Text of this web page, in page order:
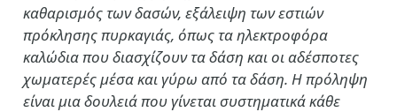
καθαρισμός των δασών, εξάλειψη των εστιών
πρόκλησης πυρκαγιάς, όπως τα ηλεκτροφόρα
καλώδια που διασχίζουν τα δάση και οι αδέσποτες
χωματερές μέσα και γύρω από τα δάση. Η πρόληψη
είναι μια δουλειά που γίνεται συστηματικά κάθε